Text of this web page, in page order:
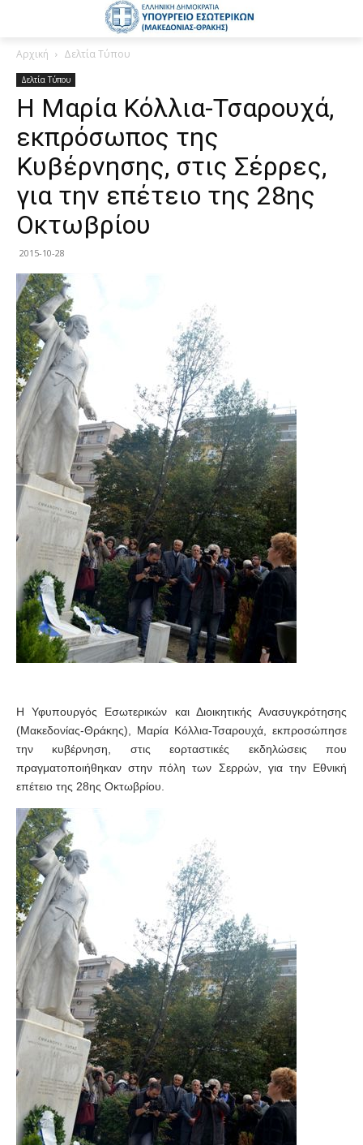
Αρχική Δελτία Τύπου
Δελτία Τύπου
Η Μαρία Κόλλια-Τσαρουχά,
εκπρόσωπος της
Κυβέρνησης, στις Σέρρες,
για την επέτειο της 28ης
Οκτωβρίου
2015-10-28
Η Υφυπουργός Εσωτερικών και Διοικητικής Ανασυγκρότησης
(Μακεδονίας-Θράκης), Μαρία Κόλλια-Τσαρουχά, εκπροσώπησε
την κυβέρνηση, στις εορταστικές εκδηλώσεις που
πραγματοποιήθηκαν στην πόλη των Σερρών, για την Εθνική
επέτειο της 28ης Οκτωβρίου.